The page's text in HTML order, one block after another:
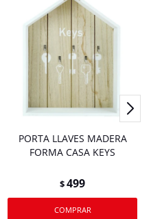
PORTA LLAVES MADERA
FORMA CASA KEYS
$499